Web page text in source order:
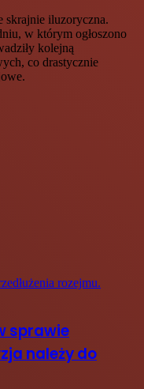
skrajnie iluzoryczna.
w którym ogłoszono
kolejną
co drastycznie
rozejmu.
sprawie
należy do